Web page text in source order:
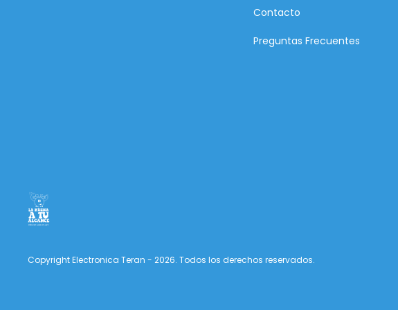
Contacto
Preguntas Frecuentes
Copyright Electronica Teran - 2026. Todos los derechos reservados.